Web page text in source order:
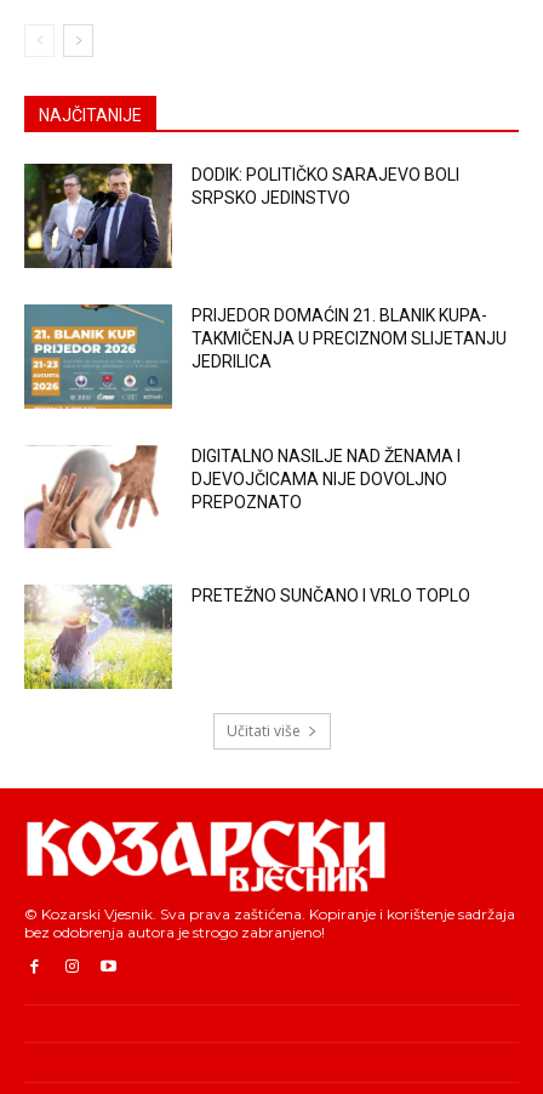
NAJČITANIJE
DODIK: POLITIČKO SARAJEVO BOLI
SRPSKO JEDINSTVO
PRIJEDOR DOMAĆIN 21. BLANIK KUPA-
TAKMIČENJA U PRECIZNOM SLIJETANJU
JEDRILICA
DIGITALNO NASILJE NAD ŽENAMA I
DJEVOJČICAMA NIJE DOVOLJNO
PREPOZNATO
PRETEŽNO SUNČANO I VRLO TOPLO
Učitati više
© Kozarski Vjesnik. Sva prava zaštićena. Kopiranje i korištenje sadržaja
bez odobrenja autora je strogo zabranjeno!